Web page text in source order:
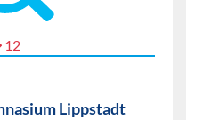
12
Lippstadt